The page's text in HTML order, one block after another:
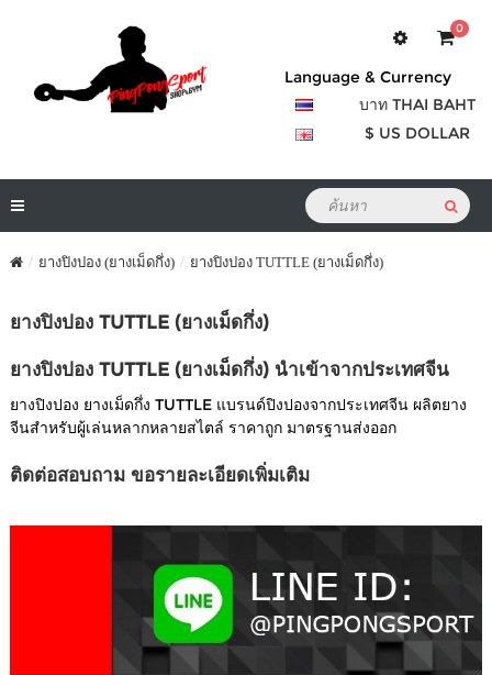
0
Language & Currency
บาท THAI BAHT
$ US DOLLAR
ยางปิงปอง (ยางเม็ดกึ่ง) ยางปิงปอง TUTTLE (ยางเม็ดกึ่ง)
ยางปิงปอง TUTTLE (ยางเม็ดกึ่ง)
ยางปิงปอง TUTTLE (ยางเม็ดกึ่ง) นำเข้าจากประเทศจีน
ยางปิงปอง ยางเม็ดกึ่ง TUTTLE แบรนด์ปิงปองจากประเทศจีน ผลิตยาง
จีนสำหรับผู้เล่นหลากหลายสไตล์ ราคาถูก มาตรฐานส่งออก
ติดต่อสอบถาม ขอรายละเอียดเพิ่มเติม